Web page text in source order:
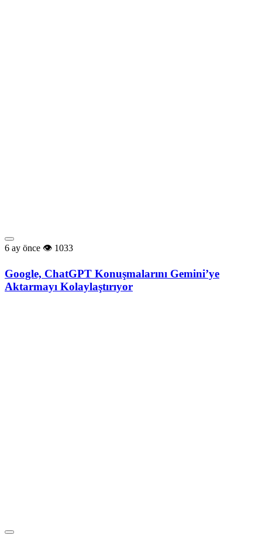
6 ay önce 1033
Google, ChatGPT Konuşmalarını Gemini’ye
Aktarmayı Kolaylaştırıyor